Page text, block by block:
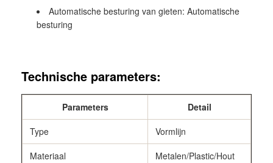
Automatische besturing van gieten: Automatische
besturing
Technische parameters:
Parameters
Detail
Type
Vormlijn
Materiaal
Metalen/Plastic/Hout